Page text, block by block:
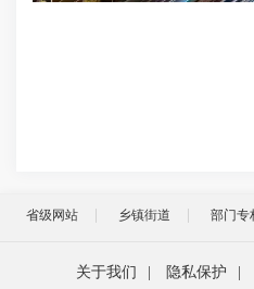
省级网站 乡镇街道 部门专
关于我们 | 隐私保护 |